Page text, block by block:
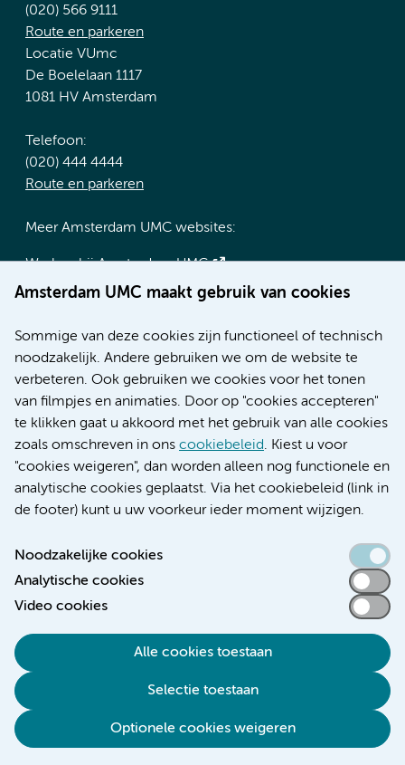
Amsterdam UMC maakt gebruik van cookies
Sommige van deze cookies zijn functioneel of technisch
noodzakelijk. Andere gebruiken we om de website te
verbeteren. Ook gebruiken we cookies voor het tonen
van filmpjes en animaties. Door op "cookies accepteren"
te klikken gaat u akkoord met het gebruik van alle cookies
zoals omschreven in ons cookiebeleid. Kiest u voor
"cookies weigeren", dan worden alleen nog functionele en
analytische cookies geplaatst. Via het cookiebeleid (link in
de footer) kunt u uw voorkeur ieder moment wijzigen.
Noodzakelijke cookies
Analytische cookies
Video cookies
Alle cookies toestaan
Selectie toestaan
Optionele cookies weigeren
(020) 566 9111
Route en parkeren
Locatie VUmc
De Boelelaan 1117
1081 HV Amsterdam
Telefoon:
(020) 444 4444
Route en parkeren
Meer Amsterdam UMC websites:
Werken bij Amsterdam UMC
Over Amsterdam UMC
Research
Educatie locatie AMC
Educatie locatie VUmc
Verwijzen & diagnostiek
Toegankelijkheidsverklaring
Responsible disclosure
Disclaimer